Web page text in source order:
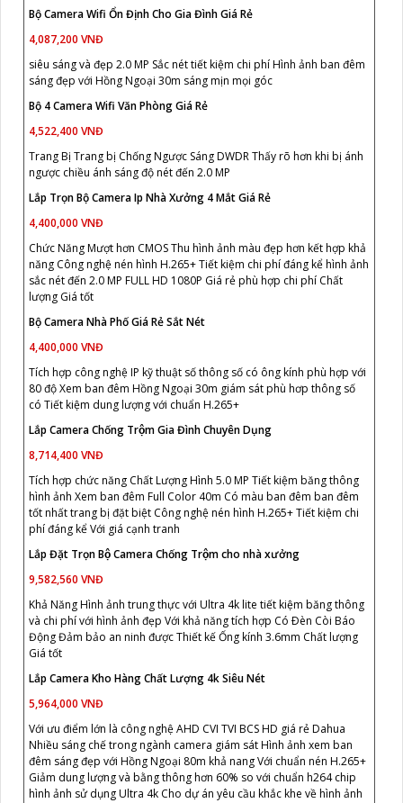
Bộ Camera Wifi Ổn Định Cho Gia Đình Giá Rẻ
4,087,200 VNĐ
siêu sáng và đẹp 2.0 MP Sắc nét tiết kiệm chi phí Hình ảnh ban đêm
sáng đẹp với Hồng Ngoại 30m sáng mịn mọi góc
Bộ 4 Camera Wifi Văn Phòng Giá Rẻ
4,522,400 VNĐ
Trang Bị Trang bị Chống Ngược Sáng DWDR Thấy rõ hơn khi bị ánh
ngược chiều ánh sáng độ nét đến 2.0 MP
Lắp Trọn Bộ Camera Ip Nhà Xưởng 4 Mắt Giá Rẻ
4,400,000 VNĐ
Chức Năng Mượt hơn CMOS Thu hình ảnh màu đẹp hơn kết hợp khả
năng Công nghệ nén hình H.265+ Tiết kiệm chi phí đáng kể hình ảnh
sắc nét đến 2.0 MP FULL HD 1080P Giá rẻ phù hợp chi phí Chất
lượng Giá tốt
Bộ Camera Nhà Phố Giá Rẻ Sắt Nét
4,400,000 VNĐ
Tích hợp công nghệ IP kỹ thuật số thông số có ông kính phù hợp với
80 độ Xem ban đêm Hồng Ngoại 30m giám sát phù hơp thông số
có Tiết kiệm dung lượng với chuẩn H.265+
Lắp Camera Chống Trộm Gia Đình Chuyên Dụng
8,714,400 VNĐ
Tích hợp chức năng Chất Lượng Hình 5.0 MP Tiết kiệm băng thông
hình ảnh Xem ban đêm Full Color 40m Có màu ban đêm ban đêm
tốt nhất trang bị đặt biệt Công nghệ nén hình H.265+ Tiết kiệm chi
phí đáng kể Với giá cạnh tranh
Lắp Đặt Trọn Bộ Camera Chống Trộm cho nhà xưởng
9,582,560 VNĐ
Khả Năng Hình ảnh trung thực với Ultra 4k lite tiết kiệm băng thông
và chi phí với hình ảnh đẹp Với khả năng tích hợp Có Ðèn Còi Báo
Động Đảm bảo an ninh được Thiết kế Ống kính 3.6mm Chất lượng
Giá tốt
Lắp Camera Kho Hàng Chất Lượng 4k Siêu Nét
5,964,000 VNĐ
Với ưu điểm lớn là công nghệ AHD CVI TVI BCS HD giá rẻ Dahua
Nhiều sáng chế trong ngành camera giám sát Hình ảnh xem ban
đêm sáng đẹp với Hồng Ngoại 80m khả nang Với chuẩn nén H.265+
Giảm dung lượng và bằng thông hơn 60% so với chuẩn h264 chip
hình ảnh sử dụng Ultra 4k Cho dự án yêu cầu khắc khe về hình ảnh